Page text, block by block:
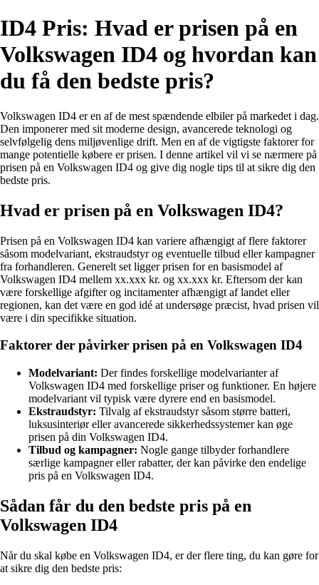
ID4 Pris: Hvad er prisen på en
Volkswagen ID4 og hvordan kan
du få den bedste pris?
Volkswagen ID4 er en af de mest spændende elbiler på markedet i dag.
Den imponerer med sit moderne design, avancerede teknologi og
selvfølgelig dens miljøvenlige drift. Men en af de vigtigste faktorer for
mange potentielle købere er prisen. I denne artikel vil vi se nærmere på
prisen på en Volkswagen ID4 og give dig nogle tips til at sikre dig den
bedste pris.
Hvad er prisen på en Volkswagen ID4?
Prisen på en Volkswagen ID4 kan variere afhængigt af flere faktorer
såsom modelvariant, ekstraudstyr og eventuelle tilbud eller kampagner
fra forhandleren. Generelt set ligger prisen for en basismodel af
Volkswagen ID4 mellem xx.xxx kr. og xx.xxx kr. Eftersom der kan
være forskellige afgifter og incitamenter afhængigt af landet eller
regionen, kan det være en god idé at undersøge præcist, hvad prisen vil
være i din specifikke situation.
Faktorer der påvirker prisen på en Volkswagen ID4
Modelvariant: Der findes forskellige modelvarianter af
Volkswagen ID4 med forskellige priser og funktioner. En højere
modelvariant vil typisk være dyrere end en basismodel.
Ekstraudstyr: Tilvalg af ekstraudstyr såsom større batteri,
luksusinteriør eller avancerede sikkerhedssystemer kan øge
prisen på din Volkswagen ID4.
Tilbud og kampagner: Nogle gange tilbyder forhandlere
særlige kampagner eller rabatter, der kan påvirke den endelige
pris på en Volkswagen ID4.
Sådan får du den bedste pris på en
Volkswagen ID4
Når du skal købe en Volkswagen ID4, er der flere ting, du kan gøre for
at sikre dig den bedste pris: